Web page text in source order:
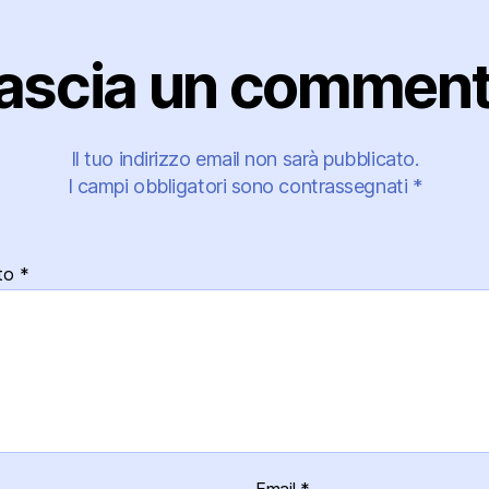
un
Il tuo indirizzo email non sarà pubblicato.
I campi obbligatori sono contrassegnati *
*